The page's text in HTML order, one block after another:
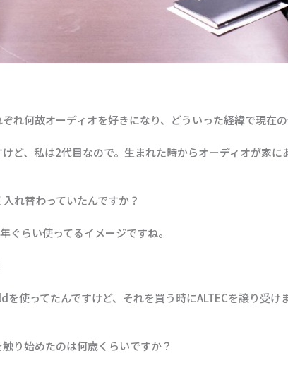
れ何故オーディオを好きになり、どういった経緯で現在
ど、私は2代目なので。生まれた時からオーディオが家
れ替わっていたんですか？
ぐらい使ってるイメージですね。
使ってたんですけど、それを買う時にALTECを譲り受け
り始めたのは何歳くらいですか？